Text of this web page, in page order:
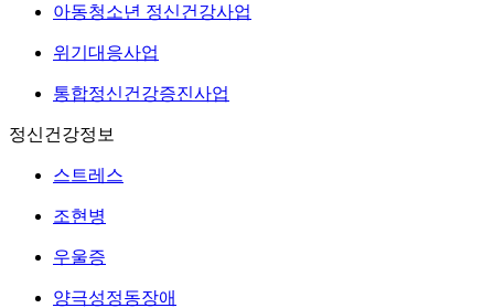
아동청소년 정신건강사업
위기대응사업
통합정신건강증진사업
정신건강정보
스트레스
조현병
우울증
양극성정동장애